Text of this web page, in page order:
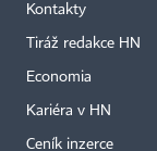
Kontakty
Tiráž redakce HN
Economia
Kariéra v HN
Ceník inzerce